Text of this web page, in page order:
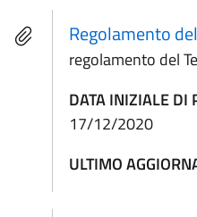
Regolamento
regolamento del
DATA INIZIALE DI
17/12/2020
ULTIMO